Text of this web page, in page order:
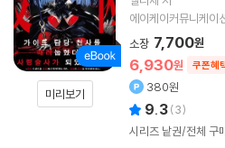
미리보기
에이케이커뮤니케이
6,930원 쿠폰혜
소장 7,700원
380원
9.3(3)
시리즈 낱권/전체 구